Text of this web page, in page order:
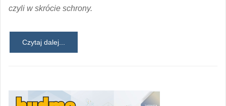
czyli w skrócie schrony.
Czytaj dalej...